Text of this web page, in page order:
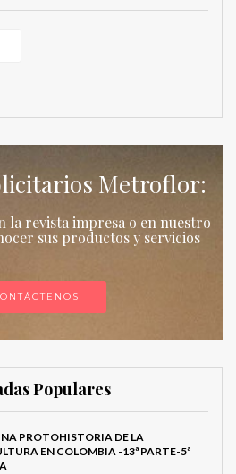
Metroflor:
la revista impresa o en nuestro
sus productos y servicios
Populares
PROTOHISTORIA DE LA
EN COLOMBIA -13ª PARTE-5ª